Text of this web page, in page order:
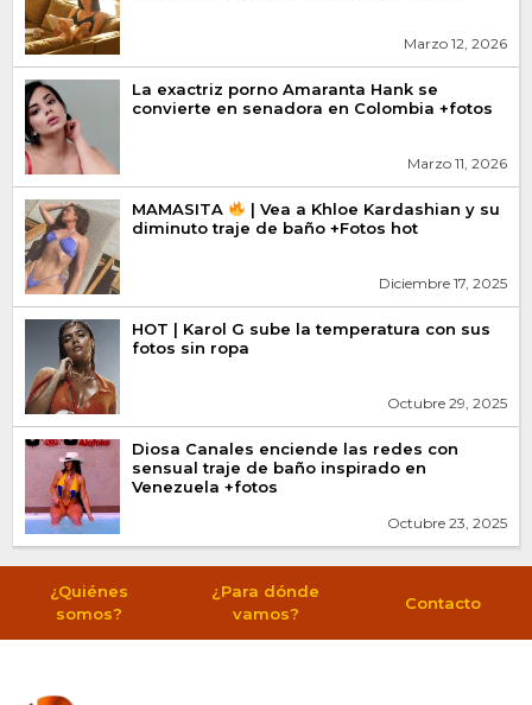
Marzo 12, 2026
La exactriz porno Amaranta Hank se
convierte en senadora en Colombia +fotos
Marzo 11, 2026
MAMASITA
| Vea a Khloe Kardashian y su
diminuto traje de baño +Fotos hot
Diciembre 17, 2025
HOT | Karol G sube la temperatura con sus
fotos sin ropa
Octubre 29, 2025
Diosa Canales enciende las redes con
sensual traje de baño inspirado en
Venezuela +fotos
Octubre 23, 2025
¿Quiénes
somos?
¿Para dónde
vamos?
Contacto